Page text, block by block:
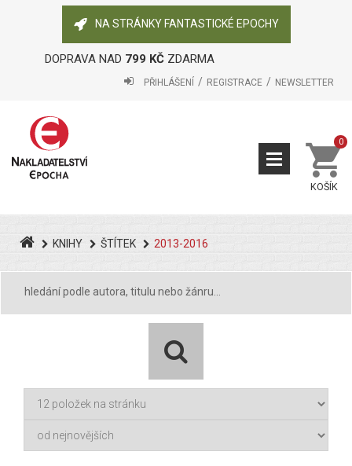
NA STRÁNKY FANTASTICKÉ EPOCHY
DOPRAVA NAD 799 KČZDARMA
PŘIHLÁŠENÍ REGISTRACE NEWSLETTER
KOŠÍK
0
KNIHY ŠTÍTEK 2013-2016